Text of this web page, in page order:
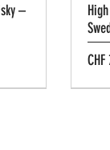
–
Preis